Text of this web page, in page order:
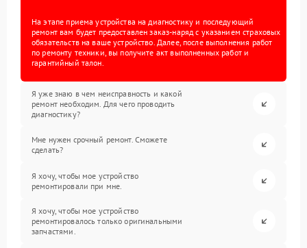
На этапе приема устройства на диагностику и последующий
ремонт вам будет предоставлен заказ-наряд с указанием страховых
обязательств на ваше устройство. Далее, после выполнения работ
по ремонту техники, вы получите акт выполненных работ и
гарантийный талон.
Я уже знаю в чем неисправность и какой
ремонт необходим. Для чего проводить
диагностику?
Мне нужен срочный ремонт. Сможете
сделать?
Я хочу, чтобы мое устройство
ремонтировали при мне.
Я хочу, чтобы мое устройство
ремонтировалось только оригинальными
запчастями.